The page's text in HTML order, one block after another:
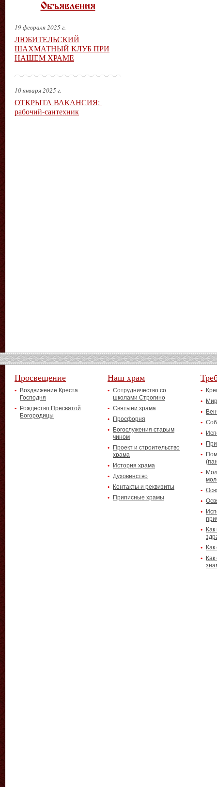
Объявления
19 февраля 2025 г.
ЛЮБИТЕЛЬСКИЙ
ШАХМАТНЫЙ КЛУБ ПРИ
НАШЕМ ХРАМЕ
10 января 2025 г.
ОТКРЫТА ВАКАНСИЯ:
рабочий-сантехник
Просвещение
Воздвижение Креста
Господня
Рождество Пресвятой
Богородицы
Наш храм
Сотрудничество со
школами Строгино
Святыни храма
Просфорня
Богослужения старым
чином
Проект и строительство
храма
История храма
Духовенство
Контакты и реквизиты
Приписные храмы
Как